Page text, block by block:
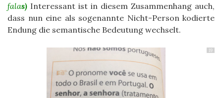
falas) Interessant ist in diesem Zusammenhang auch,
dass nun eine als sogenannte Nicht-Person kodierte
Endung die semantische Bedeutung wechselt.
19